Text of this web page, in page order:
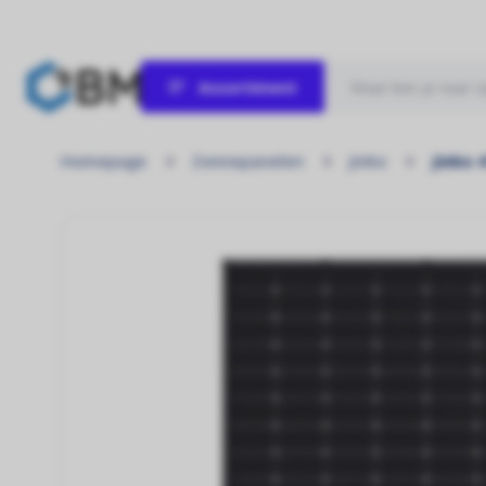
Assortiment
Laat de zon maar schijnen!
Omvormers
Homepage Zonnepanelen Jinko Jinko